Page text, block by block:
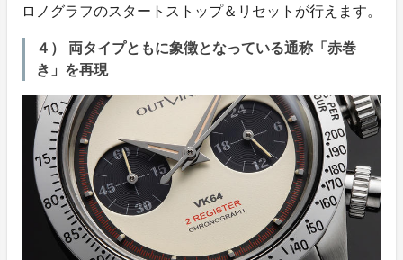
ロノグラフのスタートストップ＆リセットが行えます。
４） 両タイプともに象徴となっている通称「赤巻
き」を再現